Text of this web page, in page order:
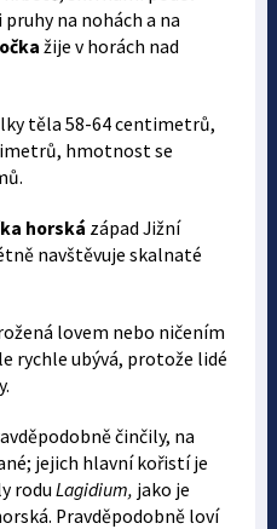
na nohách a na
žije v horách nad
těla 58-64 centimetrů,
hmotnost se
horská západ Jižní
navštěvuje skalnaté
lovem nebo ničením
rychle ubývá, protože lidé
činčily, na
jejich hlavní kořistí je
rodu Lagidium, jako je
Pravděpodobně loví